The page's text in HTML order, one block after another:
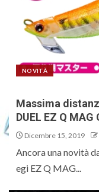
NOVITÀ
Massima
DUEL EZ Q MAG
Dicembre 15, 2019
Ancora una novità
egi EZ Q MAG...